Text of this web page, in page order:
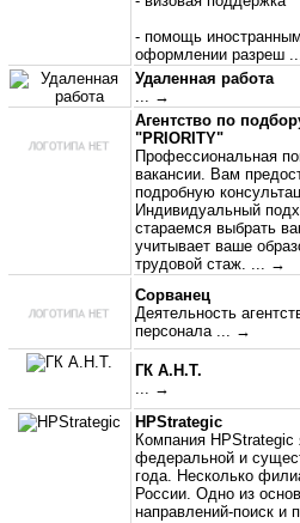
- помощь
оформлении разреш
Удаленная работа
... →
Агентство по
"PRIORITY"
Профессиональная
вакансии. Вам
подробную
Индивидуальный
стараемся выбрать
учитывает ваше
трудовой стаж.
... →
Сорванец
Деятельность
персонала
... →
ГК А.Н.Т.
... →
HPStrategic
Компания HPStrategic
федеральной и
года. Несколько
России. Одно из
направлений-поиск и